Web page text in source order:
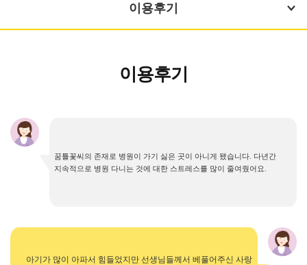
이용후기
이용후기
꿈틀꽃씨의 존재로 병원이 가기 싫은 곳이 아니게 됐습니다 다년간
지속적으로 병원 다니는 것에 대한 스트레스를 많이 줄여줬어요
아기가 많이 아파서 힘들었지만 선생님들께서 베풀어주신 사랑